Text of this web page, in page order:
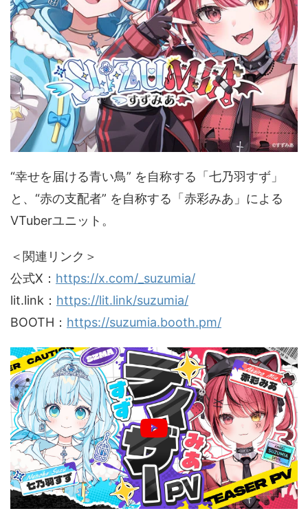
“幸せを届ける青い鳥” を自称する「七乃羽すず」
と、“赤の支配者” を自称する「赤彩みあ」による
VTuberユニット。
＜関連リンク＞
公式X： https://x.com/_suzumia/
lit.link： https://lit.link/suzumia/
BOOTH： https://suzumia.booth.pm/